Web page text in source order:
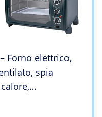
Forno elettrico,
spia
44 x 29 x 30